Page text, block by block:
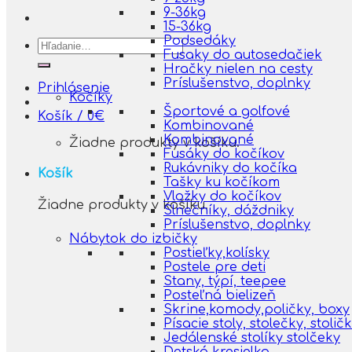
Hľadať:
Prihlásenie
Košík / 0€
Žiadne produkty v košíku.
Košík
Žiadne produkty v košíku.
9-36kg
15-36kg
Podsedáky
Fusaky do autosedačiek
Hračky nielen na cesty
Príslušenstvo, doplnky
Kočíky
Športové a golfové
Kombinované
Kombinované
Fusáky do kočíkov
Rukávniky do kočíka
Tašky ku kočíkom
Vložky do kočíkov
Slnečníky, dáždniky
Príslušenstvo, doplnky
Nábytok do izbičky
Postieľky,kolísky
Postele pre deti
Stany, týpí, teepee
Posteľná bielizeň
Skrine,komody,poličky, boxy
Písacie stoly, stolečky,
Jedálenské stolíky stolčeky